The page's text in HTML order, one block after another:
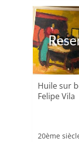
Huile sur
Felipe Vila
20ème